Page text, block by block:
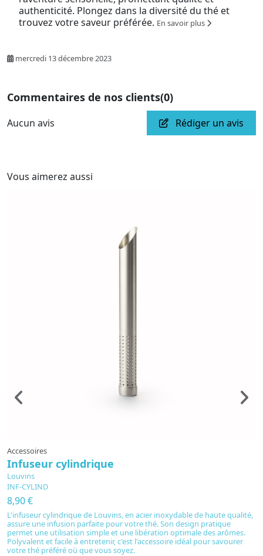
authenticité. Plongez dans la diversité du thé et
trouvez votre saveur préférée. En savoir plus
mercredi 13 décembre 2023
Commentaires de nos clients(0)
Aucun avis Rédiger un avis
Vous aimerez aussi
Accessoires
Infuseur cylindrique
Louvins
INF-CYLIND
8,90 €
L'infuseur cylindrique de Louvins, en acier inoxydable de haute qualité,
assure une infusion parfaite pour votre thé. Son design pratique
permet une utilisation simple et une libération optimale des arômes.
Polyvalent et facile à entretenir, c'est l'accessoire idéal pour savourer
votre thé préféré où que vous soyez.